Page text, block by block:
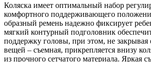
Коляска имеет оптимальный набор
комфортного поддерживающего
образный ремень надежно фиксирует
мягкий контурный подголовник
поддержку головы, при этом, не закрывая
вещей – съемная, прикрепляется внизу
из прочного сетчатого материала. Яркая